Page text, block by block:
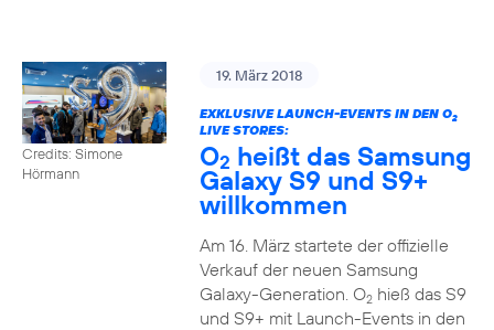
Credits: Simone
Hörmann
19. März 2018
EXKLUSIVE LAUNCH-EVENTS IN DEN O2
LIVE STORES:
O2 heißt das Samsung
Galaxy S9 und S9+
willkommen
Am 16. März startete der offizielle
Verkauf der neuen Samsung
Galaxy-Generation. O2hieß das S9
und S9+ mit Launch-Events in den